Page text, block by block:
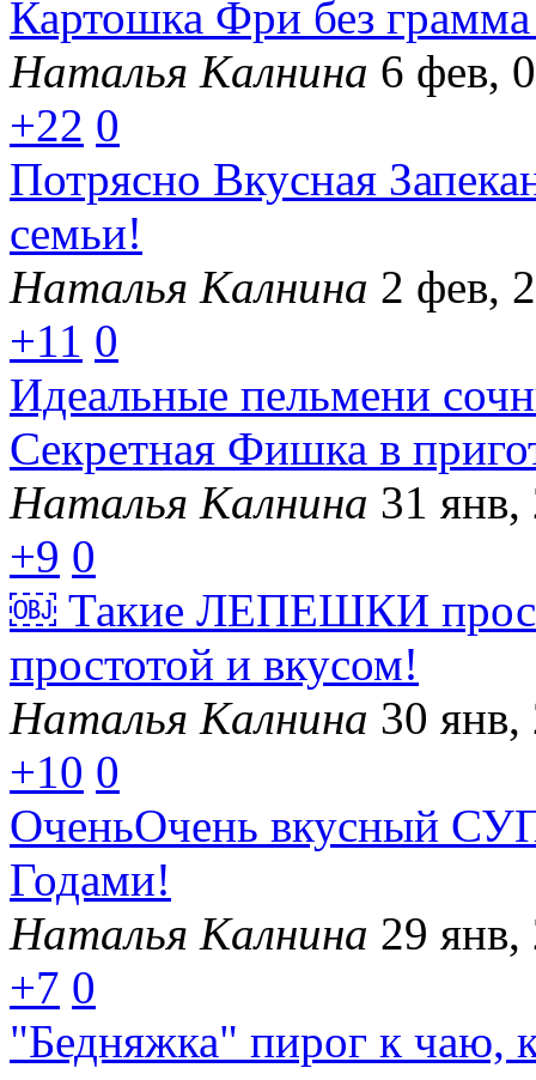
Картошка Фри без
Наталья Калнина 6 фев,
+22 0
Потрясно Вкусная
семьи!
Наталья Калнина 2 фев,
+11 0
Идеальные пельмени
Секретная Фишка в
Наталья Калнина 31 янв,
+9 0
￼ Такие ЛЕПЕШКИ
простотой и вкусом!
Наталья Калнина 30 янв,
+10 0
ОченьОчень вкусный
Годами!
Наталья Калнина 29 янв,
+7 0
"Бедняжка" пирог к чаю,